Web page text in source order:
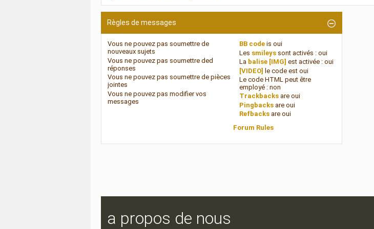
Règles de messages
Vous ne pouvez pas soumettre de
nouveaux sujets
Vous ne pouvez pas soumettre ded
réponses
Vous ne pouvez pas soumettre de pièces
jointes
Vous ne pouvez pas modifier vos
messages
BB codeis oui
Les smileyssont activés : oui
La balise [IMG] est activée : oui
[VIDEO] le code est oui
Le code HTML peut être
employé : non
Trackbacksare oui
Pingbacksare oui
Refbacksare oui
Forum Rules
a propos de nous